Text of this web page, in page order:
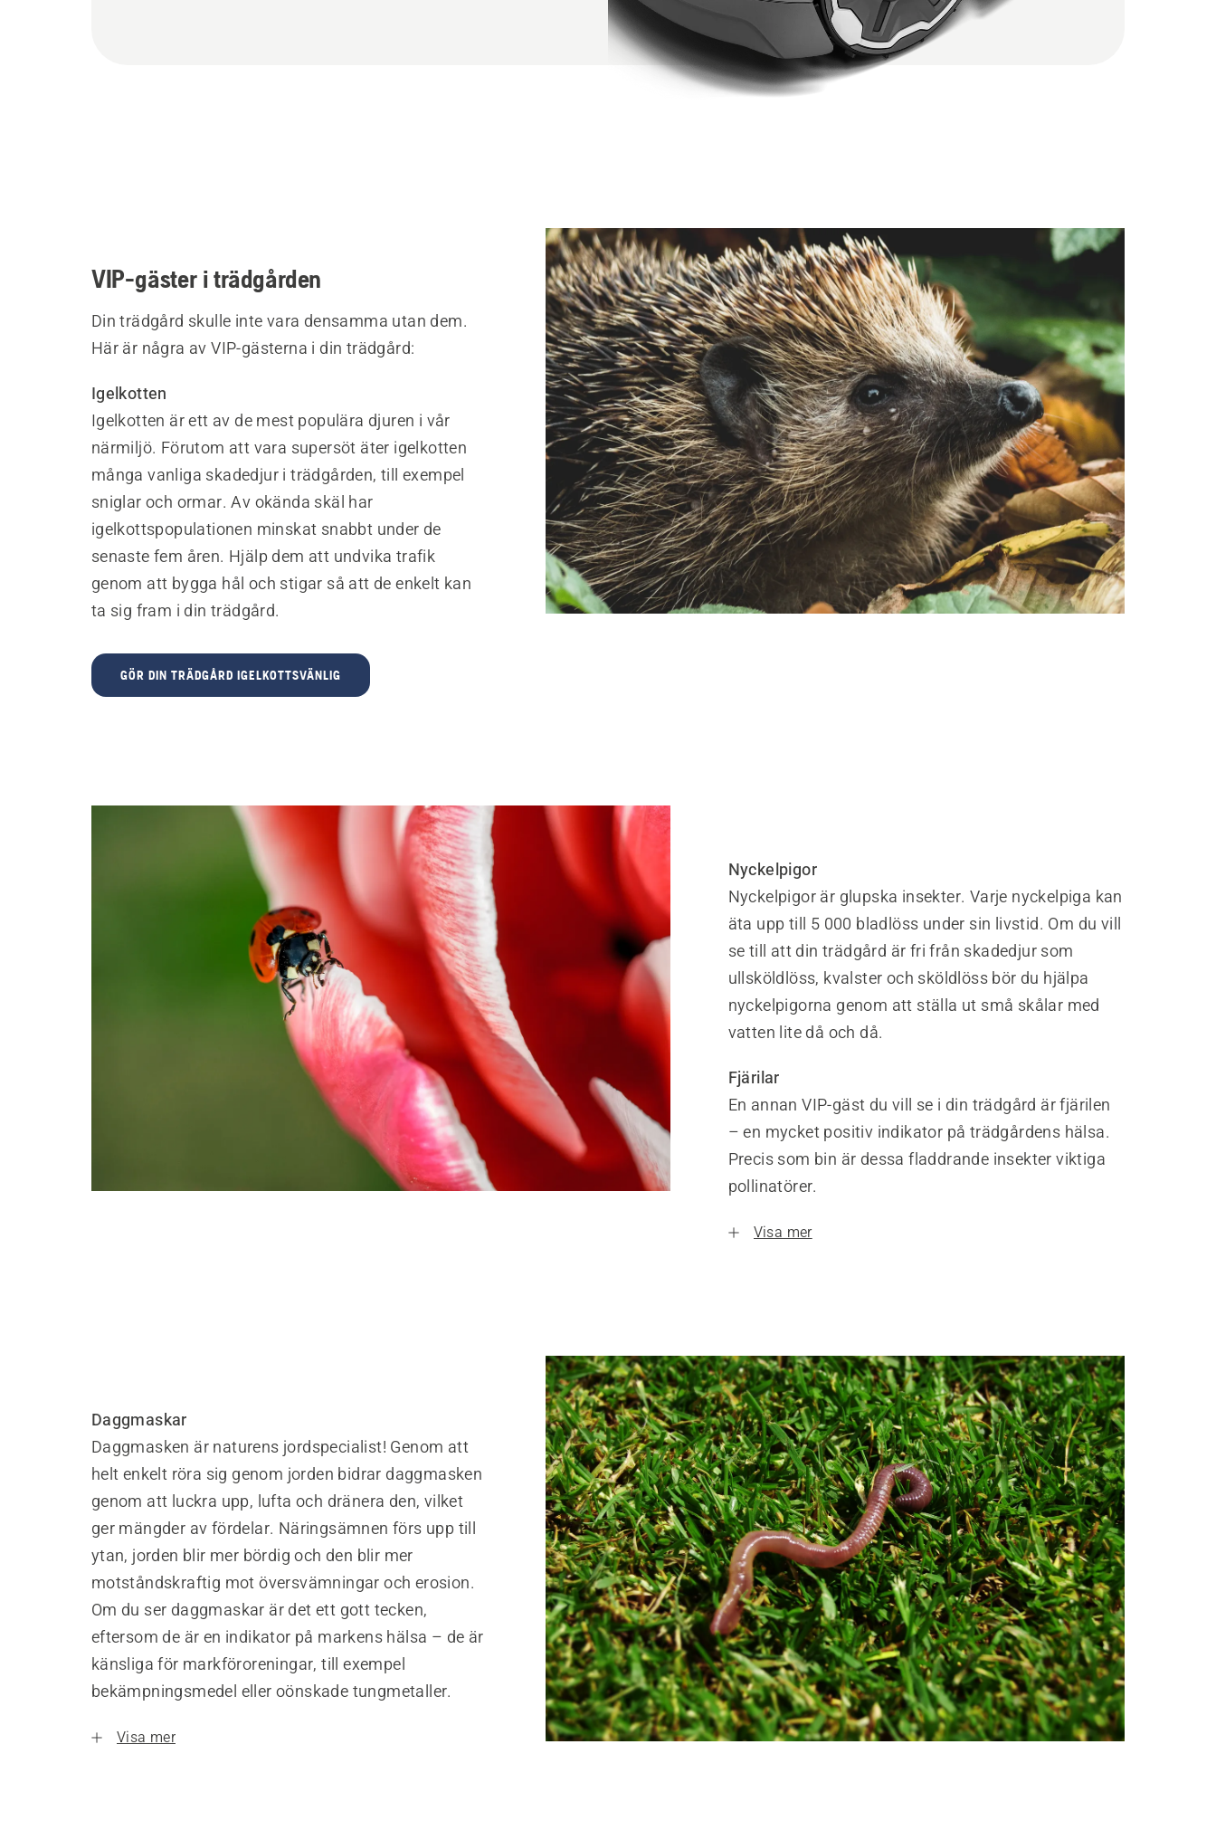
VIP-gäster i trädgården
Din trädgård skulle inte vara densamma utan dem.
Här är några av VIP-gästerna i din trädgård:
Igelkotten
Igelkotten är ett av de mest populära djuren i vår
närmiljö. Förutom att vara supersöt äter igelkotten
många vanliga skadedjur i trädgården, till exempel
sniglar och ormar. Av okända skäl har
igelkottspopulationen minskat snabbt under de
senaste fem åren. Hjälp dem att undvika trafik
genom att bygga hål och stigar så att de enkelt kan
ta sig fram i din trädgård.
GÖR DIN TRÄDGÅRD IGELKOTTSVÄNLIG
Nyckelpigor
Nyckelpigor är glupska insekter. Varje nyckelpiga kan
äta upp till 5 000 bladlöss under sin livstid. Om du vill
se till att din trädgård är fri från skadedjur som
ullsköldlöss, kvalster och sköldlöss bör du hjälpa
nyckelpigorna genom att ställa ut små skålar med
vatten lite då och då.
Fjärilar
En annan VIP-gäst du vill se i din trädgård är fjärilen
– en mycket positiv indikator på trädgårdens hälsa.
Precis som bin är dessa fladdrande insekter viktiga
pollinatörer.
Visa mer
Daggmaskar
Daggmasken är naturens jordspecialist! Genom att
helt enkelt röra sig genom jorden bidrar daggmasken
genom att luckra upp, lufta och dränera den, vilket
ger mängder av fördelar. Näringsämnen förs upp till
ytan, jorden blir mer bördig och den blir mer
motståndskraftig mot översvämningar och erosion.
Om du ser daggmaskar är det ett gott tecken,
eftersom de är en indikator på markens hälsa – de är
känsliga för markföroreningar, till exempel
bekämpningsmedel eller oönskade tungmetaller.
Visa mer